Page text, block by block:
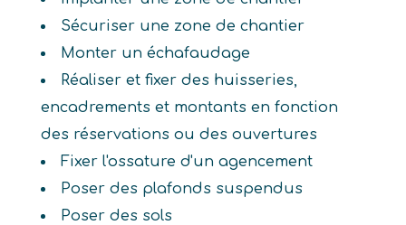
Sécuriser une zone de chantier
Monter un échafaudage
Réaliser et fixer des huisseries,
encadrements et montants en fonction
des réservations ou des ouvertures
Fixer l'ossature d'un agencement
Poser des plafonds suspendus
Poser des sols